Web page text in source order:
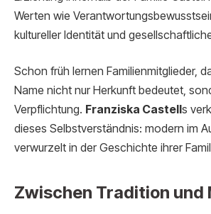
Werten wie
kultureller Identität und
Schon früh lernen Familienmitglieder,
Name nicht nur Herkunft bedeutet,
Verpflichtung. Franziska Castell s
dieses Selbstverständnis: modern im
verwurzelt in der Geschichte ihrer
Zwischen Tradition und